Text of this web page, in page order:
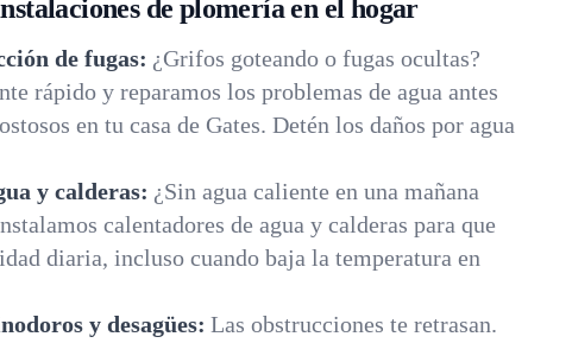
de plomería en el hogar
de fugas: ¿Grifos goteando o fugas ocultas?
rápido y reparamos los problemas de agua antes
en tu casa de Gates. Detén los daños por agua
y calderas: ¿Sin agua caliente en una mañana
calentadores de agua y calderas para que
diaria, incluso cuando baja la temperatura en
y desagües: Las obstrucciones te retrasan.